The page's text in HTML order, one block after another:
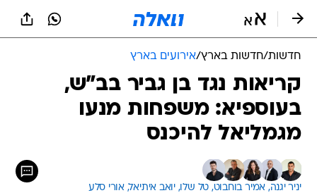
חדשות/חדשות בארץ/אירועים בארץ
קריאות נגד בן גביר בב"ש,
בעוספיא: משפחות מנעו
מגמליאל להיכנס
יניר יגנה, אמיר בוחבוט, טל שלו, יואב איתיאל, אורי סלע